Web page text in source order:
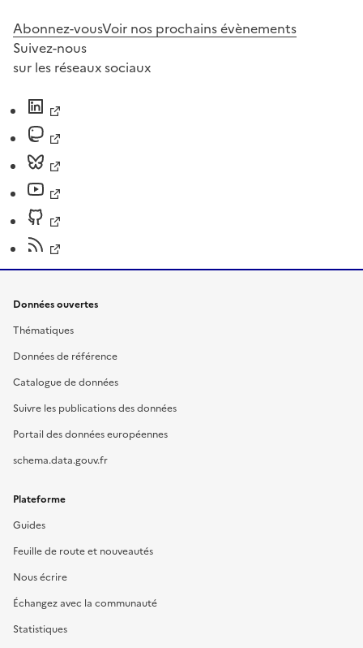
Abonnez-vousVoir nos prochains évènements
Suivez-nous
sur les réseaux sociaux
Données ouvertes
Thématiques
Données de référence
Catalogue de données
Suivre les publications des données
Portail des données européennes
schema.data.gouv.fr
Plateforme
Guides
Feuille de route et nouveautés
Nous écrire
Échangez avec la communauté
Statistiques